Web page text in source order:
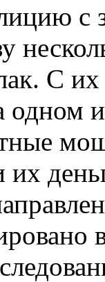
с
С их
одном
их